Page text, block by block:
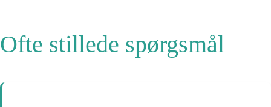
Ofte stillede spørgsmål